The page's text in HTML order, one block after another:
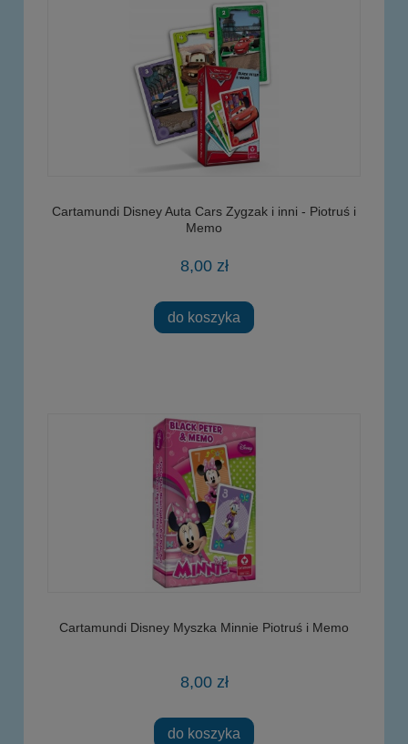
Cartamundi Disney Auta Cars Zygzak i inni - Piotruś i
Memo
8,00 zł
do koszyka
Cartamundi Disney Myszka Minnie Piotruś i Memo
8,00 zł
do koszyka